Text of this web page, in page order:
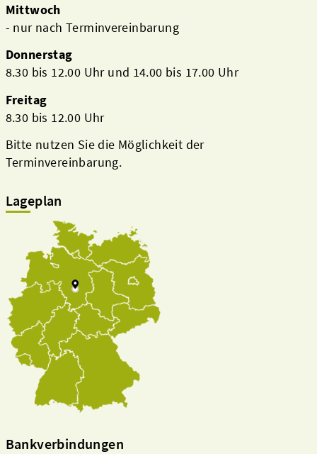
Mittwoch
- nur nach Terminvereinbarung
Donnerstag
8.30 bis 12.00 Uhr und 14.00 bis 17.00 Uhr
Freitag
8.30 bis 12.00 Uhr
Bitte nutzen Sie die Möglichkeit der
Terminvereinbarung.
Lageplan
Bankverbindungen